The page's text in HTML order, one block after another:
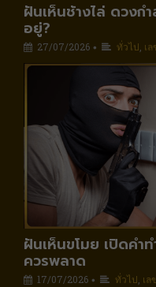
ฝันเห็นช้างไล่ ดวงก
อยู่?
27/07/2026 • ทั่วไป, เ
ฝันเห็นขโมย เปิดคำ
ควรพลาด
17/07/2026 • ทั่วไป, เ